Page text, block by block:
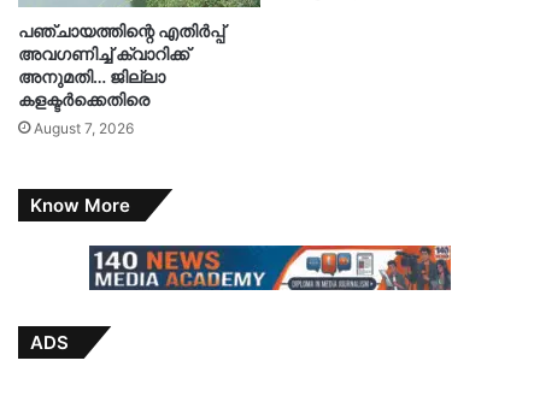
പഞ്ചായത്തിന്റെ എതിർപ്പ്
അവഗണിച്ച് ക്വാറിക്ക്
അനുമതി… ജില്ലാ
കളക്ടർക്കെതിരെ
August 7, 2026
Know More
ADS